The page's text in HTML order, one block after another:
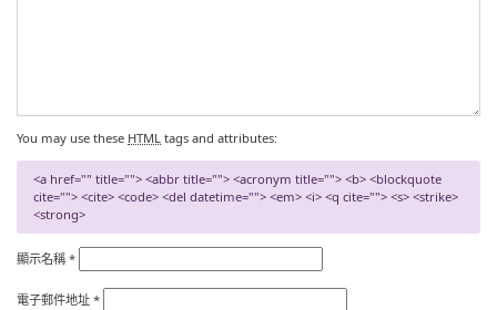
You may use these HTML tags and attributes:
<a href="" title=""> <abbr title=""> <acronym title=""> <b> <blockquote
cite=""> <cite> <code> <del datetime=""> <em> <i> <q cite=""> <s> <strike>
<strong>
顯示名稱 *
電子郵件地址 *